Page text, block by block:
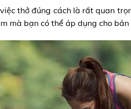
thở đúng cách là rất quan
mà bạn có thể áp dụng cho bản